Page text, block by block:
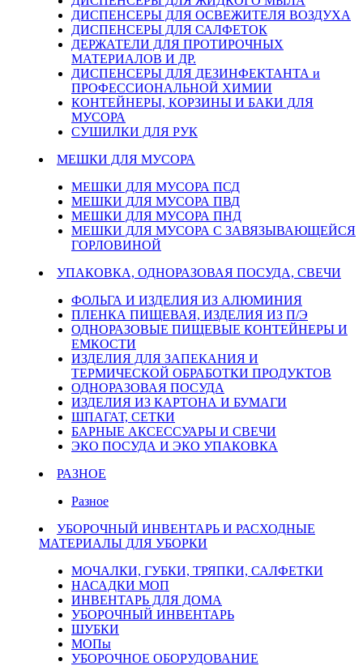
ДИСПЕНСЕРЫ ДЛЯ ОСВЕЖИТЕЛЯ ВОЗДУХА
ДИСПЕНСЕРЫ ДЛЯ САЛФЕТОК
ДЕРЖАТЕЛИ ДЛЯ ПРОТИРОЧНЫХ
МАТЕРИАЛОВ И ДР.
ДИСПЕНСЕРЫ ДЛЯ ДЕЗИНФЕКТАНТА и
ПРОФЕССИОНАЛЬНОЙ ХИМИИ
КОНТЕЙНЕРЫ, КОРЗИНЫ И БАКИ ДЛЯ
МУСОРА
СУШИЛКИ ДЛЯ РУК
МЕШКИ ДЛЯ МУСОРА
МЕШКИ ДЛЯ МУСОРА ПСД
МЕШКИ ДЛЯ МУСОРА ПВД
МЕШКИ ДЛЯ МУСОРА ПНД
МЕШКИ ДЛЯ МУСОРА С ЗАВЯЗЫВАЮЩЕЙСЯ
ГОРЛОВИНОЙ
УПАКОВКА, ОДНОРАЗОВАЯ ПОСУДА, СВЕЧИ
ФОЛЬГА И ИЗДЕЛИЯ ИЗ АЛЮМИНИЯ
ПЛЕНКА ПИЩЕВАЯ, ИЗДЕЛИЯ ИЗ П/Э
ОДНОРАЗОВЫЕ ПИЩЕВЫЕ КОНТЕЙНЕРЫ И
ЕМКОСТИ
ИЗДЕЛИЯ ДЛЯ ЗАПЕКАНИЯ И
ТЕРМИЧЕСКОЙ ОБРАБОТКИ ПРОДУКТОВ
ОДНОРАЗОВАЯ ПОСУДА
ИЗДЕЛИЯ ИЗ КАРТОНА И БУМАГИ
ШПАГАТ, СЕТКИ
БАРНЫЕ АКСЕССУАРЫ И СВЕЧИ
ЭКО ПОСУДА И ЭКО УПАКОВКА
РАЗНОЕ
Разное
УБОРОЧНЫЙ ИНВЕНТАРЬ И РАСХОДНЫЕ
МАТЕРИАЛЫ ДЛЯ УБОРКИ
МОЧАЛКИ, ГУБКИ, ТРЯПКИ, САЛФЕТКИ
НАСАДКИ МОП
ИНВЕНТАРЬ ДЛЯ ДОМА
УБОРОЧНЫЙ ИНВЕНТАРЬ
ШУБКИ
МОПы
УБОРОЧНОЕ ОБОРУДОВАНИЕ